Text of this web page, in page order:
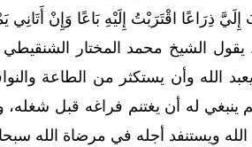
ذِرَاعًا اقْتَرَبْتُ إِلَيْهِ بَاعًا وَإِنْ
الشيخ محمد المختار الشنقيطي
الله وأن يستكثر من الطاعة
ينبغي له أن يغتنم فراغه قبل
ويستنفد أجله في مرضاة الله